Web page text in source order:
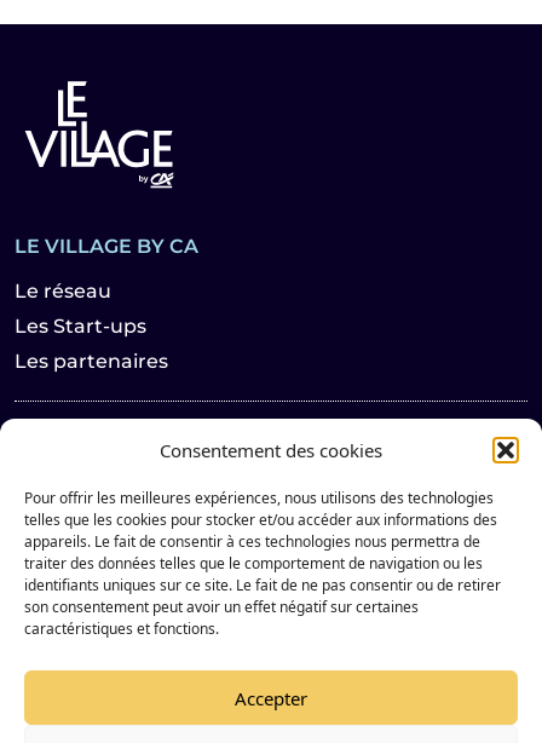
Consentement des cookies
Pour offrir les meilleures expériences, nous utilisons des technologies
telles que les cookies pour stocker et/ou accéder aux informations des
appareils. Le fait de consentir à ces technologies nous permettra de
traiter des données telles que le comportement de navigation ou les
identifiants uniques sur ce site. Le fait de ne pas consentir ou de retirer
son consentement peut avoir un effet négatif sur certaines
caractéristiques et fonctions.
Accepter
LE VILLAGE BY CA
Le réseau
Les Start-ups
Les partenaires
Contact
Suivez notre actualité sur les réseaux sociaux
LinkedIn de Le Village By Ca
YouTube de Le Village By Ca